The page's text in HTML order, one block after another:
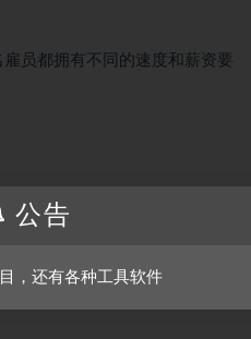
员都拥有不同的速度和薪资要
置
公告
，还有各种工具软件